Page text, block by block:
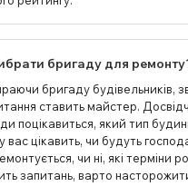
бригаду для
бригаду будівельників,
ставить майстер.
поцікавиться, який тип
вас цікавить, чи будуть
чи ні, які терміни
запитань, варто